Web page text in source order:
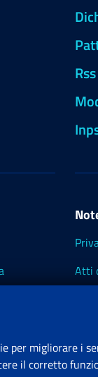
Rss
Atti
per migliorare i
il corretto